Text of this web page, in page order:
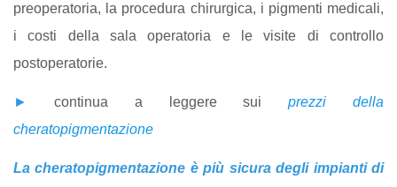
preoperatoria, la procedura chirurgica, i pigmenti medicali,
i costi della sala operatoria e le visite di controllo
postoperatorie.
► continua a leggere suiprezzi della
cheratopigmentazione
La cheratopigmentazione è più sicura degli impianti di